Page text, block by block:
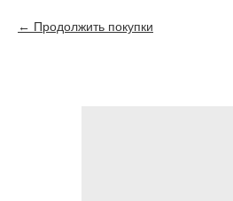
Продолжить покупки